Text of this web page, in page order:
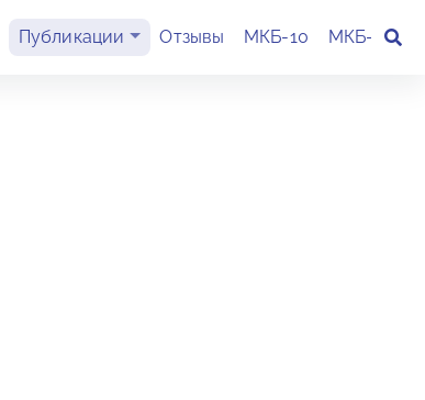
Публикации Отзывы МКБ-10 МКБ-11